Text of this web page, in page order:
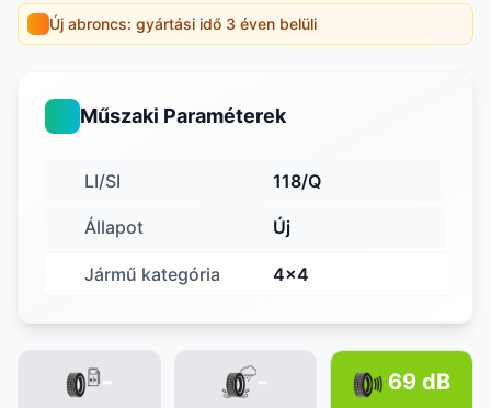
Új abroncs: gyártási idő 3 éven belüli
Műszaki Paraméterek
LI/SI 118/Q
Állapot Új
Jármű kategória 4x4
- - 69 dB